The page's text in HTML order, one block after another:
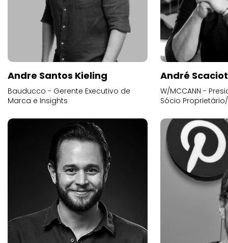
Andre Santos Kieling
Bauducco - Gerente Executivo de
Marca e Insights
André
W/MCCANN -
Sócio